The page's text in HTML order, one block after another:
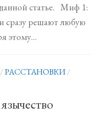
статье. Миф 1:
сразу решают любую
этому...
/РАССТАНОВКИ/